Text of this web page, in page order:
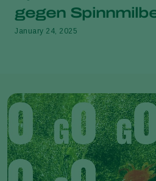
gegen
January 24, 2025